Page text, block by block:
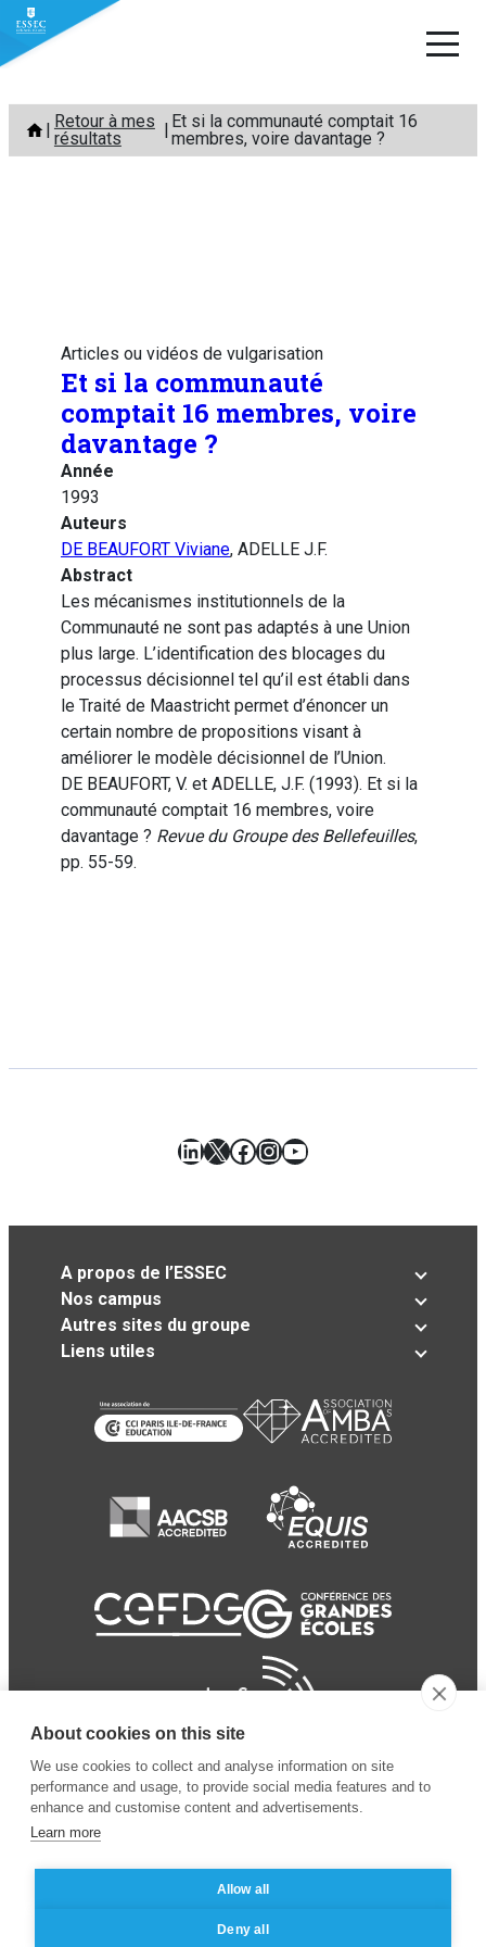
Aller
contenu
Retour à mes
résultats
Et si la communauté comptait 16
membres, voire davantage ?
Articles ou vidéos de vulgarisation
Et si la communauté
comptait 16 membres, voire
davantage ?
Année
1993
Auteurs
DE BEAUFORT Viviane, ADELLE J.F.
Abstract
Les mécanismes institutionnels de la
Communauté ne sont pas adaptés à une Union
plus large. L’identification des blocages du
processus décisionnel tel qu’il est établi dans
le Traité de Maastricht permet d’énoncer un
certain nombre de propositions visant à
améliorer le modèle décisionnel de l’Union.
DE BEAUFORT, V. et ADELLE, J.F. (1993). Et si la
communauté comptait 16 membres, voire
davantage ? Revue du Groupe des Bellefeuilles,
pp. 55-59.
LinkedIn
X Facebook
Instagram
YouTube
A propos de l’ESSEC
Nos campus
Autres sites du groupe
Liens utiles
Mentions légales
About cookies on this site
We use cookies to collect and analyse information on site
performance and usage, to provide social media features and to
enhance and customise content and advertisements.
Learn more
Allow all
Deny all